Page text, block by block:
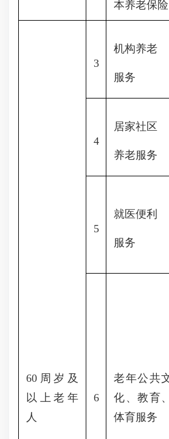
本养老保险
60周岁及
以上老年
人
3
机构养老
服务
4
居家社区
养老服务
5
就医便利
服务
6
老年公共
化、教育、
体育服务